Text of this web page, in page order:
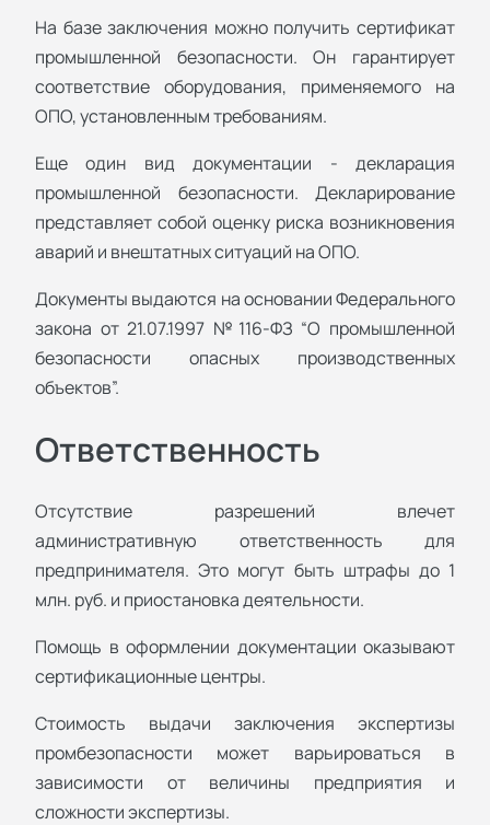
На базе заключения можно получить сертификат
промышленной безопасности. Он гарантирует
соответствие оборудования, применяемого на
ОПО, установленным требованиям.
Еще один вид документации - декларация
промышленной безопасности. Декларирование
представляет собой оценку риска возникновения
аварий и внештатных ситуаций на ОПО.
Документы выдаются на основании Федерального
закона от 21.07.1997 №116-ФЗ “О промышленной
безопасности опасных производственных
объектов”.
Ответственность
Отсутствие разрешений влечет
административную ответственность для
предпринимателя. Это могут быть штрафы до 1
млн. руб. и приостановка деятельности.
Помощь в оформлении документации оказывают
сертификационные центры.
Стоимость выдачи заключения экспертизы
промбезопасности может варьироваться в
зависимости от величины предприятия и
сложности экспертизы.